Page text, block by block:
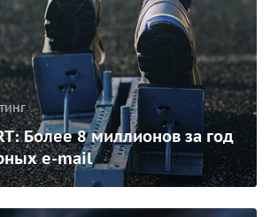
Более 8 миллионов за год
e-mail